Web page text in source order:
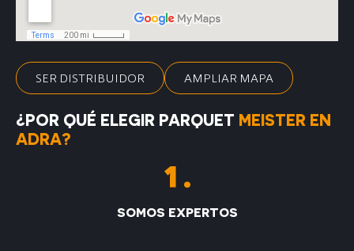
SER DISTRIBUIDOR AMPLIAR MAPA
¿POR QUÉ ELEGIR PARQUET MEISTER EN
ADRA?
SOMOS EXPERTOS